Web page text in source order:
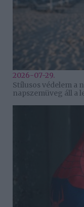
2026-07-29.
Stílusos védelem a
napszemüveg áll a